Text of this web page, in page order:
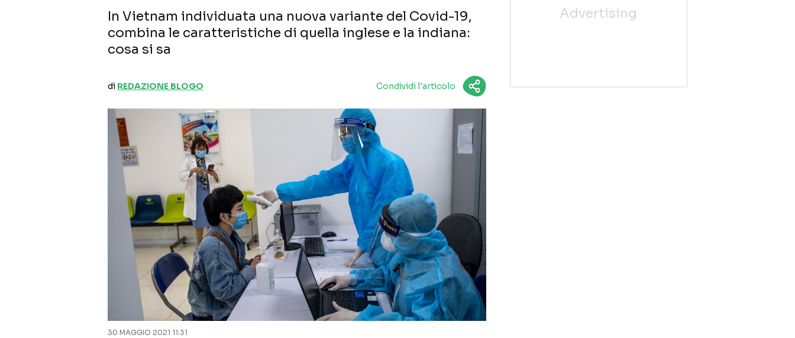
In Vietnam individuata una nuova variante del Covid-19,
combina le caratteristiche di quella inglese e la indiana:
cosa si sa
di REDAZIONE BLOGO Condividi l'articolo
30 MAGGIO 2021 11:31